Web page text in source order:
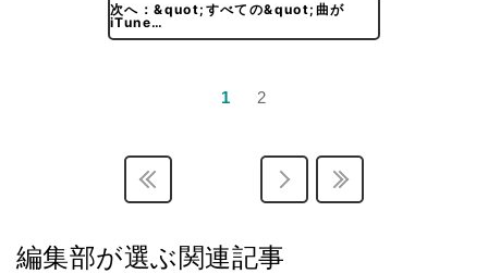
次へ：&quot;すべての&quot;曲が
iTune…
1 2
編集部が選ぶ関連記事